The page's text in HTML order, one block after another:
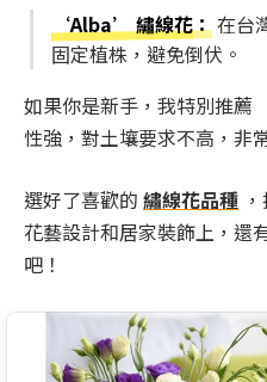
‘Alba’ 繡線花：在台
固定植株，避免倒伏。
如果你是新手，我特別推
性強，對土壤要求不高，非
選好了喜歡的 繡線花品種
花藝設計和居家裝飾上，還
吧！